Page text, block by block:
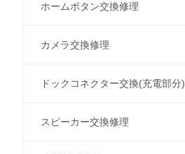
ホームボタン交換修理
カメラ交換修理
ドックコネクター交換(充電部分)
スピーカー交換修理